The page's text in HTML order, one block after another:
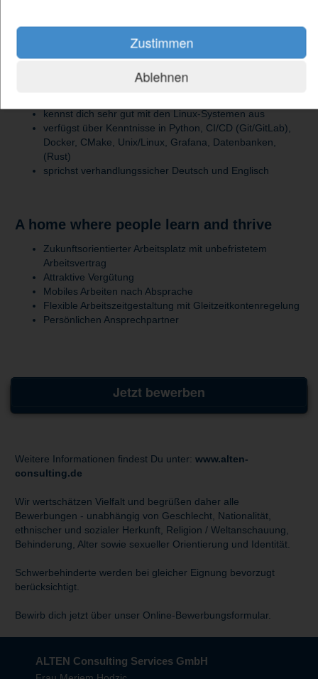
Zustimmen
Ablehnen
hast erfolgreich abgeschlossenes Studium der Informatik,
Elektrotechnik, Physik oder einer vergleichbaren
Studienrichtung
bringst praktische Erfahrung in Softwareentwicklung und
DevOps sowie Interesse an der Mitwirkung an State-of-
kennst dich sehr gut mit den Linux-Systemen aus
verfügst über Kenntnisse in Python, CI/CD (Git/GitLab),
Docker, CMake, Unix/Linux, Grafana, Datenbanken,
(Rust)
sprichst verhandlungssicher Deutsch und Englisch
A home where people learn and thrive
Zukunftsorientierter Arbeitsplatz mit unbefristetem
Arbeitsvertrag
Attraktive Vergütung
Mobiles Arbeiten nach Absprache
Flexible Arbeitszeitgestaltung mit Gleitzeitkontenregelung
Persönlichen Ansprechpartner
Jetzt bewerben
Weitere Informationen findest Du unter: www.alten-
consulting.de
Wir wertschätzen Vielfalt und begrüßen daher alle
Bewerbungen - unabhängig von Geschlecht, Nationalität,
ethnischer und sozialer Herkunft, Religion / Weltanschauung,
Behinderung, Alter sowie sexueller Orientierung und Identität.
Schwerbehinderte werden bei gleicher Eignung bevorzugt
berücksichtigt.
Bewirb dich jetzt über unser Online-Bewerbungsformular.
ALTEN Consulting Services GmbH